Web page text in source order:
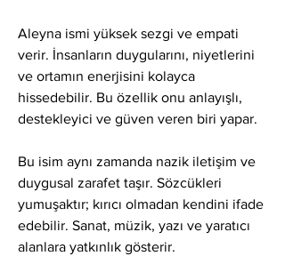
Aleyna ismi yüksek sezgi ve empati
verir. İnsanların duygularını, niyetlerini
ve ortamın enerjisini kolayca
hissedebilir. Bu özellik onu anlayışlı,
destekleyici ve güven veren biri yapar.
Bu isim aynı zamanda nazik iletişim ve
duygusal zarafet taşır. Sözcükleri
yumuşaktır; kırıcı olmadan kendini ifade
edebilir. Sanat, müzik, yazı ve yaratıcı
alanlara yatkınlık gösterir.